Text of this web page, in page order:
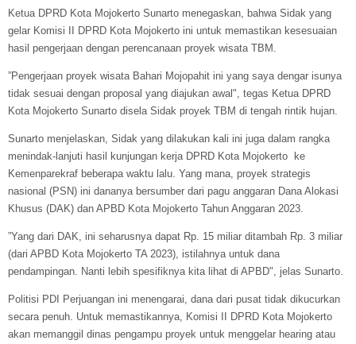
Ketua DPRD Kota Mojokerto Sunarto menegaskan, bahwa Sidak yang
gelar Komisi II DPRD Kota Mojokerto ini untuk memastikan kesesuaian
hasil pengerjaan dengan perencanaan proyek wisata TBM.
”Pengerjaan proyek wisata Bahari Mojopahit ini yang saya dengar isunya
tidak sesuai dengan proposal yang diajukan awal", tegas Ketua DPRD
Kota Mojokerto Sunarto disela Sidak proyek TBM di tengah rintik hujan.
Sunarto menjelaskan, Sidak yang dilakukan kali ini juga dalam rangka
menindak-lanjuti hasil kunjungan kerja DPRD Kota Mojokerto ke
Kemenparekraf beberapa waktu lalu. Yang mana, proyek strategis
nasional (PSN) ini dananya bersumber dari pagu anggaran Dana Alokasi
Khusus (DAK) dan APBD Kota Mojokerto Tahun Anggaran 2023.
”Yang dari DAK, ini seharusnya dapat Rp. 15 miliar ditambah Rp. 3 miliar
(dari APBD Kota Mojokerto TA 2023), istilahnya untuk dana
pendampingan. Nanti lebih spesifiknya kita lihat di APBD", jelas Sunarto.
Politisi PDI Perjuangan ini menengarai, dana dari pusat tidak dikucurkan
secara penuh. Untuk memastikannya, Komisi II DPRD Kota Mojokerto
akan memanggil dinas pengampu proyek untuk menggelar hearing atau